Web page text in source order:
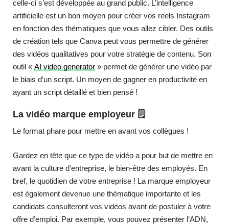
celle-ci s’est développée au grand public. L’intelligence
artificielle est un bon moyen pour créer vos reels Instagram
en fonction des thématiques que vous allez cibler. Des outils
de création tels que Canva peut vous permettre de générer
des vidéos qualitatives pour votre stratégie de contenu. Son
outil « AI video generator » permet de générer une vidéo par
le biais d’un script. Un moyen de gagner en productivité en
ayant un script détaillé et bien pensé !
La vidéo marque employeur 🗒
Le format phare pour mettre en avant vos collègues !
Gardez en tête que ce type de vidéo a pour but de mettre en
avant la culture d’entreprise, le bien-être des employés. En
bref, le quotidien de votre entreprise ! La marque employeur
est également devenue une thématique importante et les
candidats consulteront vos vidéos avant de postuler à votre
offre d’emploi. Par exemple, vous pouvez présenter l’ADN,